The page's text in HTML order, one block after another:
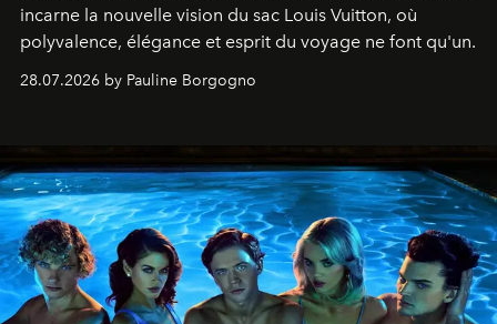
incarne la nouvelle vision du sac Louis Vuitton, où
polyvalence, élégance et esprit du voyage ne font qu'un.
28.07.2026 by Pauline Borgogno